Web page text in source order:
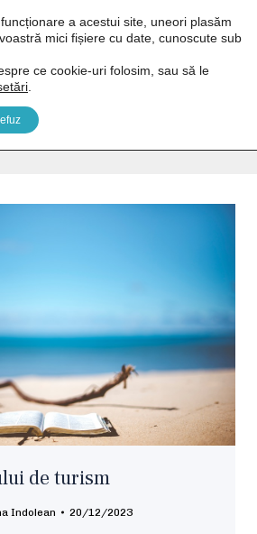
Archives:
de turism
Indolean 20/12/2023
a acestui site, uneori plasăm
mici fișiere cu date, cunoscute sub
ce cookie-uri folosim, sau să le